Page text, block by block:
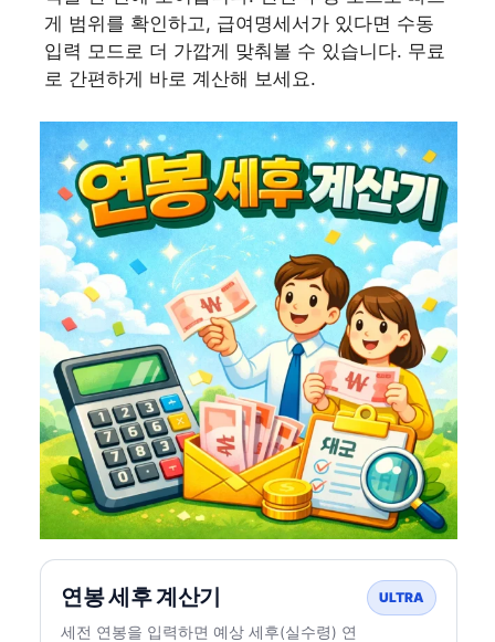
게 범위를 확인하고, 급여명세서가 있다면 수동
입력 모드로 더 가깝게 맞춰볼 수 있습니다. 무료
로 간편하게 바로 계산해 보세요.
연봉 세후 계산기
세전 연봉을 입력하면 예상 세후(실수령) 연
ULTRA